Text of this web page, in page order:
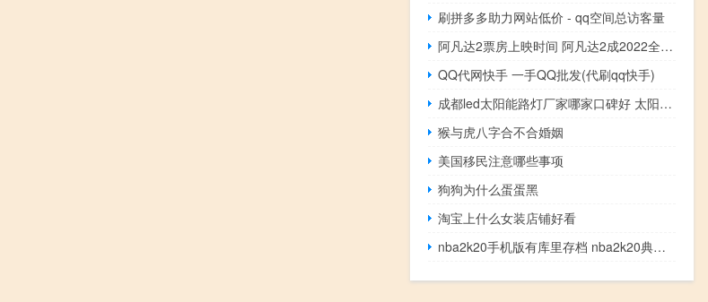
刷拼多多助力网站低价 - qq空间总访客量
阿凡达2票房上映时间 阿凡达2成2022全球票房亚军
QQ代网快手 一手QQ批发(代刷qq快手)
成都led太阳能路灯厂家哪家口碑好 太阳能路灯生产厂家
猴与虎八字合不合婚姻
美国移民注意哪些事项
狗狗为什么蛋蛋黑
淘宝上什么女装店铺好看
nba2k20手机版有库里存档 nba2k20典藏存档版下载